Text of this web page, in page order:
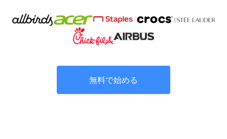
無料で始める